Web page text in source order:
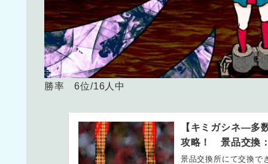
勝率 6位/16人中
【キミガシネ―多
攻略！ 景品交換
景品交換所にて交換で